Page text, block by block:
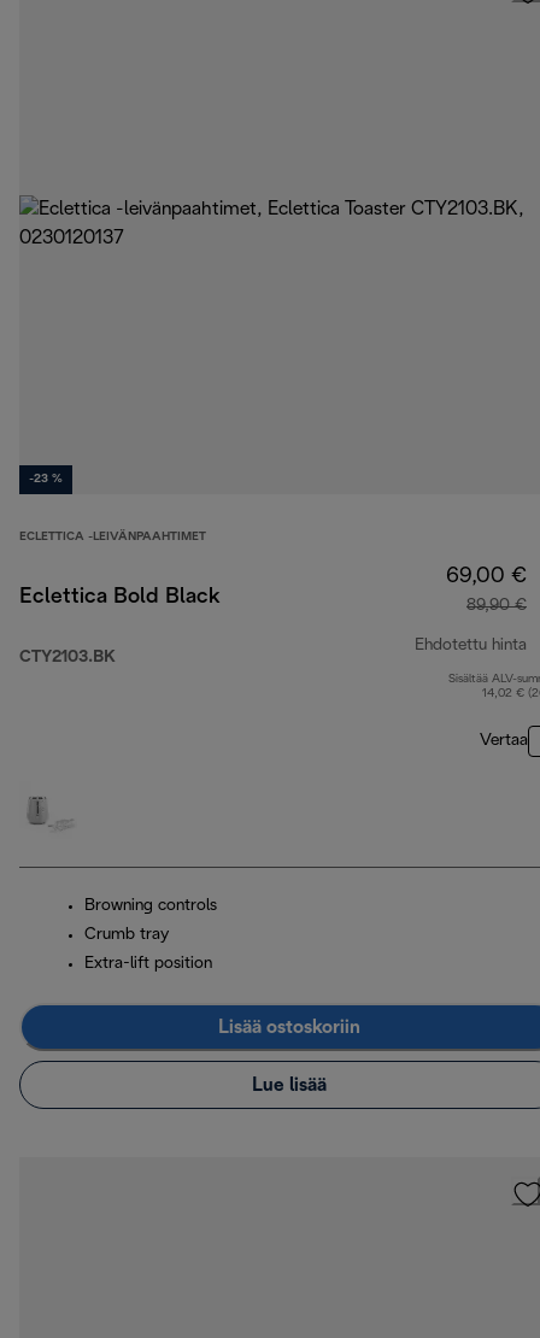
-23 %
ECLETTICA -LEIVÄNPAAHTIMET
Eclettica Bold Black
CTY2103.BK
69,00 €
89,90 €
Ehdotettu hinta
Sisältää ALV-
14,02 €
Vertaa
Browning controls
Crumb tray
Extra-lift position
Lisää ostoskoriin
Lue lisää